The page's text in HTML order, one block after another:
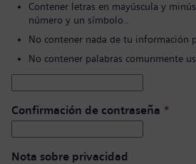
Contener letras en mayúscula y
número y un símbolo..
No contener nada de tu información
No contener palabras comunmente
Confirmación de contraseña *
Nota sobre privacidad